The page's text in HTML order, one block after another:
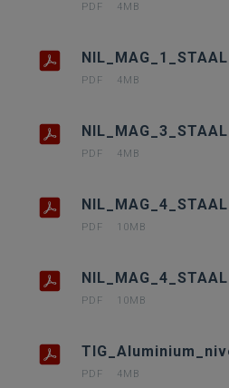
PDF 4MB
PDF 4MB
PDF 4MB
PDF 10MB
PDF 10MB
PDF 4MB